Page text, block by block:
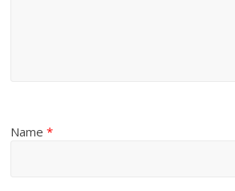
Name*